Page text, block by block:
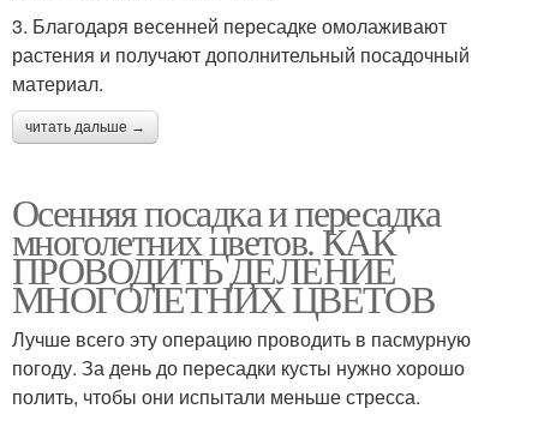
3. Благодаря весенней пересадке омолаживают
растения и получают дополнительный посадочный
материал.
читать дальше →
Осенняя посадка и пересадка
многолетних цветов. КАК
ПРОВОДИТЬ ДЕЛЕНИЕ
МНОГОЛЕТНИХ ЦВЕТОВ
Лучше всего эту операцию проводить в пасмурную
погоду. За день до пересадки кусты нужно хорошо
полить, чтобы они испытали меньше стресса.